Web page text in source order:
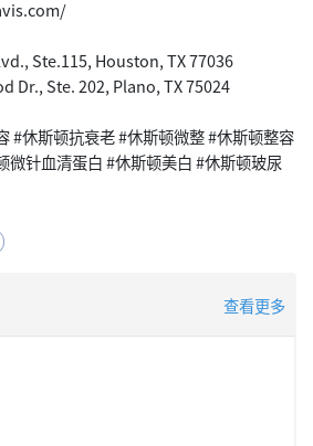
Ste.115, Houston, TX 77036
Dr., Ste. 202, Plano, TX 75024
#休斯顿抗衰老 #休斯顿微整 #休斯顿整容
微针血清蛋白 #休斯顿美白 #休斯顿玻尿
查看更多